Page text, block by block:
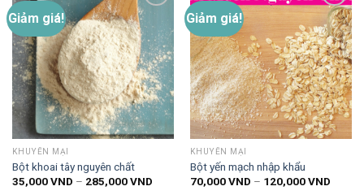
Giảm giá!
Thêm
vào
danh
sách
yêu
thích
KHUYẾN MẠI
Bột khoai tây nguyên chất
35,000VND – 285,000VNDKhoảng
Giảm giá!
Thêm
vào
danh
sách
yêu
thích
KHUYẾN MẠI
Bột yến mạch nhập khẩu
70,000VND – 120,000VND